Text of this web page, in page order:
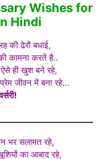
Wishes for
Hindi
की ढेरों बधाई,
कामना करतें है..
ही खुश बने रहे,
जीवन में बना रहे…
भर सलामत रहे,
का आबाद रहे,